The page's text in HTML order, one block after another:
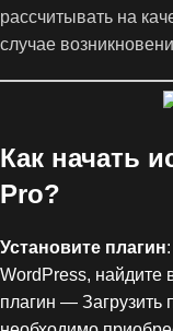
рассчитывать на
случае
Как начать
Pro?
Установите плагин
WordPress,
плагин — Загрузить